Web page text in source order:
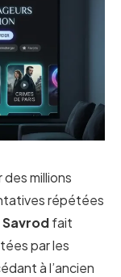
millions
répétées
Savrodfait
par les
à l’ancien